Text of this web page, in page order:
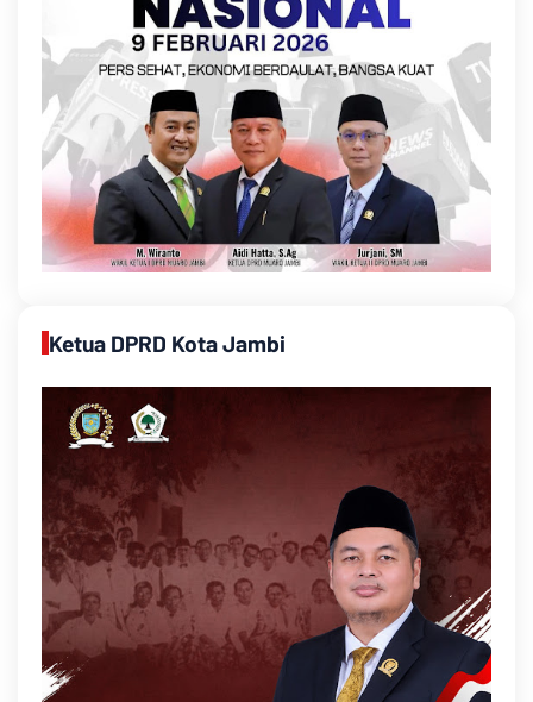
Ketua DPRD Kota Jambi